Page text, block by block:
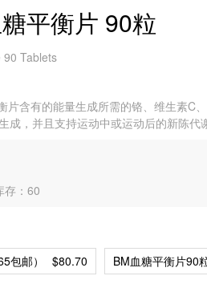
平衡片 90粒
90 Tablets
片含有的能量生成所需的铬、维生素C
成，并且支持运动中或运动后的新陈代
存：60
包邮）
$80.70 BM血糖平衡片90